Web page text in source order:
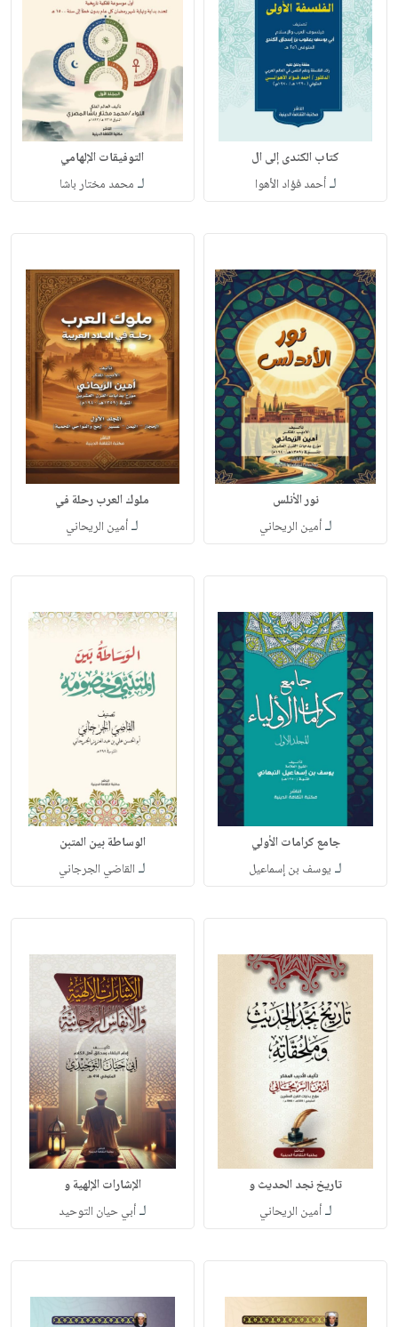
كتاب الكندى إلى ال
لـأحمد فؤاد الأهوا
التوفيقات الإلهامي
لـ محمد مختار باشا
نور الأنلس
لـأمين الريحاني
ملوك العرب رحلة في
لـأمين الريحاني
جامع كرامات الأولي
لـ يوسف بن إسماعيل
الوساطة بين المتبن
لـ القاضي الجرجاني
تاريخ نجد الحديث و
لـأمين الريحاني
الإشارات الإلهية و
لـأبي حيان التوحيد